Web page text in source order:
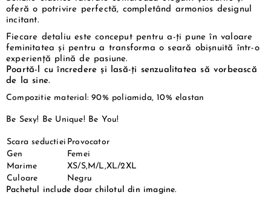
oferă o potrivire perfectă, completând armonios designul
incitant.
Fiecare detaliu este conceput pentru a-ți pune în valoare
feminitatea și pentru a transforma o seară obișnuită într-o
experiență plină de pasiune.
Poartă-l cu încredere și lasă-ți senzualitatea să vorbească
de la sine.
Compozitie material: 90% poliamida, 10% elastan
Be Sexy! Be Unique! Be You!
Scara seductiei Provocator
Gen
Femei
Marime
XS/S,M/L,XL/2XL
Culoare
Negru
Pachetul include doar chilotul din imagine.